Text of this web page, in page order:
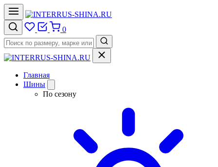
0
Главная
Шины
По сезону